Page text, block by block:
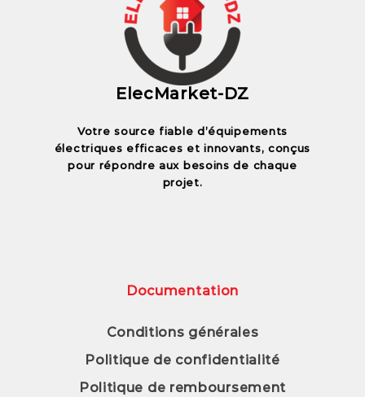
ElecMarket-DZ
Votre source fiable d’équipements
électriques efficaces et innovants, conçus
pour répondre aux besoins de chaque
projet.
Documentation
Conditions générales
Politique de confidentialité
Politique de remboursement